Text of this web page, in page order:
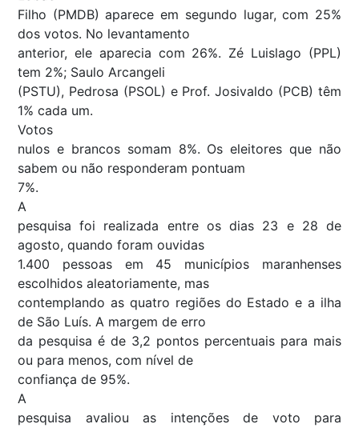
Filho (PMDB) aparece em segundo lugar, com 25%
dos votos. No levantamento
anterior, ele aparecia com 26%. Zé Luislago (PPL)
tem 2%; Saulo Arcangeli
(PSTU), Pedrosa (PSOL) e Prof. Josivaldo (PCB) têm
1% cada um.
Votos
nulos e brancos somam 8%. Os eleitores que não
sabem ou não responderam pontuam
7%.
A
pesquisa foi realizada entre os dias 23 e 28 de
agosto, quando foram ouvidas
1.400 pessoas em 45 municípios maranhenses
escolhidos aleatoriamente, mas
contemplando as quatro regiões do Estado e a ilha
de São Luís. A margem de erro
da pesquisa é de 3,2 pontos percentuais para mais
ou para menos, com nível de
confiança de 95%.
A
pesquisa avaliou as intenções de voto para